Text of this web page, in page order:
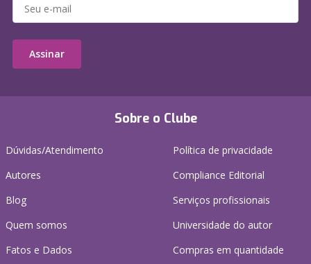
Sobre o Clube
Dúvidas/Atendimento
Autores
Blog
Quem somos
Fatos e Dados
Política de privacidade
Compliance Editorial
Serviços profissionais
Universidade do autor
Compras em quantidade
Assinar